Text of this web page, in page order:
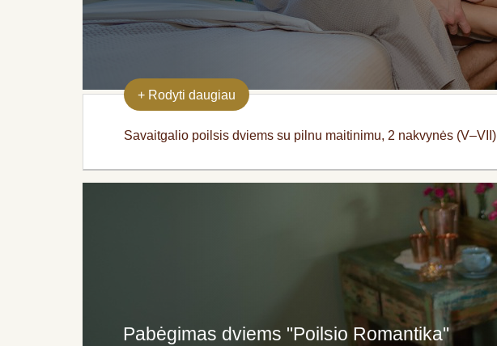
Savaitgalio poilsis dviems su pilnu maitinimu, 2 nakvynės (V–VII)
+ Rodyti daugiau
Pabėgimas dviems "Poilsio Romantika"